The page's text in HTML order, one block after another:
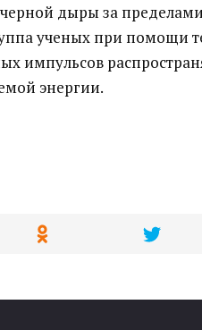
дыры за
ученых при помощи
импульсов
энергии.